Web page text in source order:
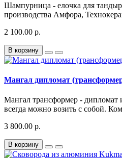
Шампурница - елочка для
производства Амфора,
2 100.00 р.
В корзину
Мангал дипломат
Мангал трансформер - дипломат
всегда можно возить с собой.
3 800.00 р.
В корзину